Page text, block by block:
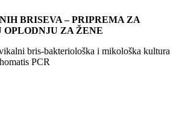
BRISEVA – PRIPREMA ZA
OPLODNJU ZA ŽENE
bris-bakteriološka i mikološka kultura
PCR